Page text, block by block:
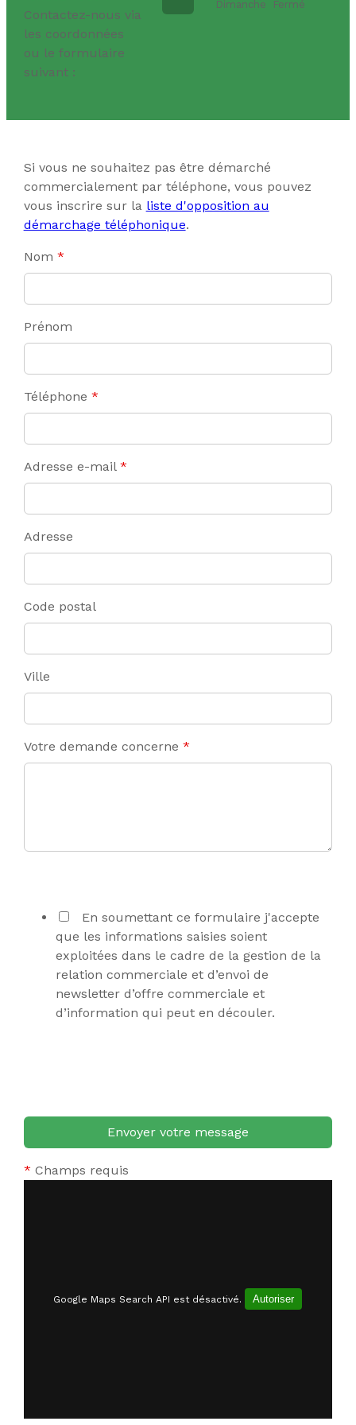
Contactez-nous via
les coordonnées
ou le formulaire
suivant :
Dimanche
Fermé
Si vous ne souhaitez pas être démarché
commercialement par téléphone, vous pouvez
vous inscrire sur la liste d'opposition au
démarchage téléphonique.
Nom *
Prénom
Téléphone *
Adresse e-mail *
Adresse
Code postal
Ville
Votre demande concerne *
En soumettant ce formulaire j'accepte
que les informations saisies soient
exploitées dans le cadre de la gestion de la
relation commerciale et d’envoi de
newsletter d’offre commerciale et
d’information qui peut en découler.
* Champs requis
Google Maps Search API est désactivé. Autoriser